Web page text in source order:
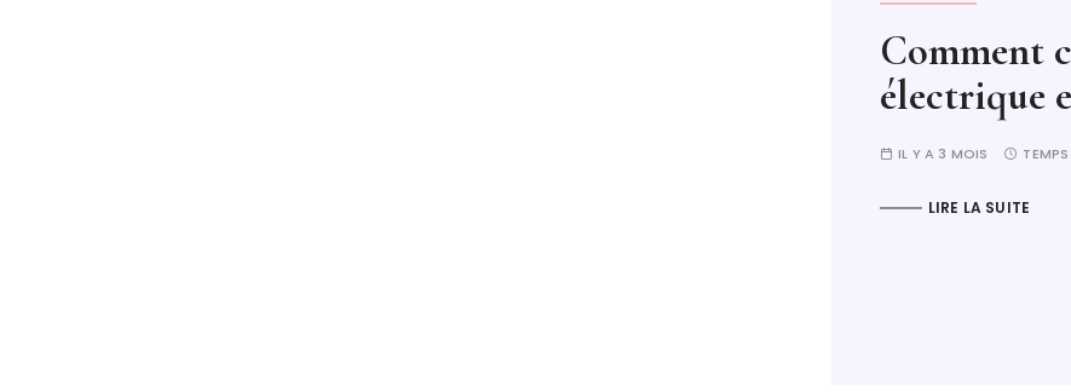
Comment
électrique
IL Y A 3 MOIS
LIRE LA SUITE